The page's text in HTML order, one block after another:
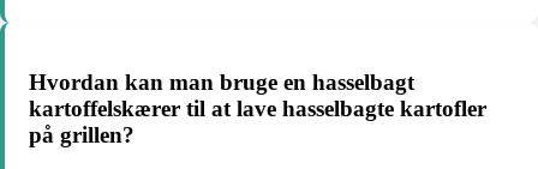
Hvordan kan man bruge en hasselbagt
kartoffelskærer til at lave hasselbagte kartofler
på grillen?